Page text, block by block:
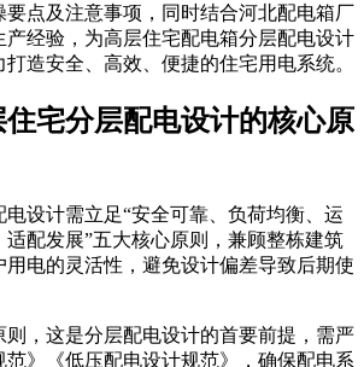
要点及注意事项，同时结合河北配电箱厂
产经验，为高层住宅配电箱分层配电设计
造安全、高效、便捷的住宅用电系统。
住宅分层配电设计的核心原
设计需立足“安全可靠、负荷均衡、运
配发展”五大核心原则，兼顾整栋建筑
用电的灵活性，避免设计偏差导致后期使
则，这是分层配电设计的首要前提，需严
》《低压配电设计规范》，确保配电系